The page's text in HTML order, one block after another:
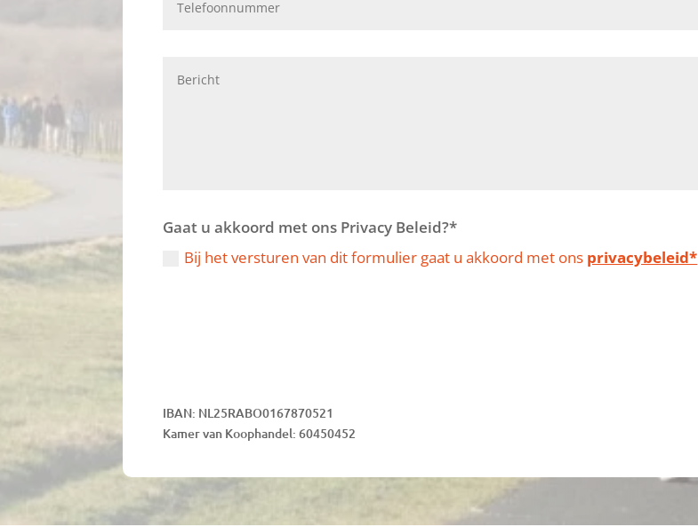
Gaat u akkoord met ons Privacy Beleid?*
Bij het versturen van dit formulier gaat u akkoord met ons privacybeleid*
IBAN: NL25RABO0167870521
Kamer van Koophandel: 60450452